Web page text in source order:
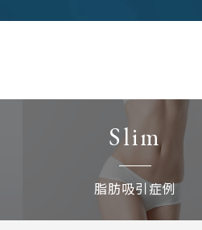
Slim
脂肪吸引症例